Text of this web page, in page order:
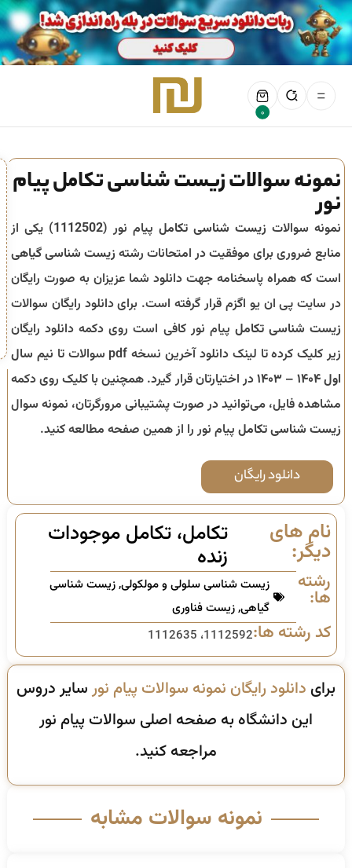
0
نمونه سوالات زیست شناسی تکامل پیام
نور
نمونه سوالات زیست شناسی تکامل پیام نور (1112502) یکی از
منابع ضروری برای موفقیت در امتحانات رشته زیست شناسی گیاهی
است که همراه پاسخنامه جهت دانلود شما عزیزان به صورت رایگان
در سایت پی ان یو اگزم قرار گرفته است. برای دانلود رایگان سوالات
زیست شناسی تکامل پیام نور کافی است روی دکمه دانلود رایگان
زیر کلیک کرده تا لینک دانلود آخرین نسخه pdf سوالات تا
نیم سال
اول ۱۴۰۴ – ۱۴۰۳
در اختیارتان قرار گیرد. همچنین با کلیک روی دکمه
مشاهده فایل، می‌توانید در صورت پشتیبانی مرورگرتان، نمونه سوال
زیست شناسی تکامل پیام نور را از همین صفحه مطالعه کنید.
دانلود رایگان
نام های
دیگر:
تکامل، تکامل موجودات
زنده
رشته
ها:
زیست شناسی سلولی و مولکولی,زیست شناسی
گیاهی,زیست فناوری
کد رشته ها:1112592، 1112635
برای دانلود رایگان نمونه سوالات پیام نورسایر دروس
این دانشگاه به صفحه اصلی سوالات پیام نور
مراجعه کنید.
نمونه سوالات مشابه